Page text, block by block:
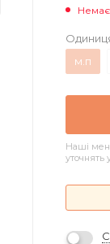
Немає
м.п
Наші